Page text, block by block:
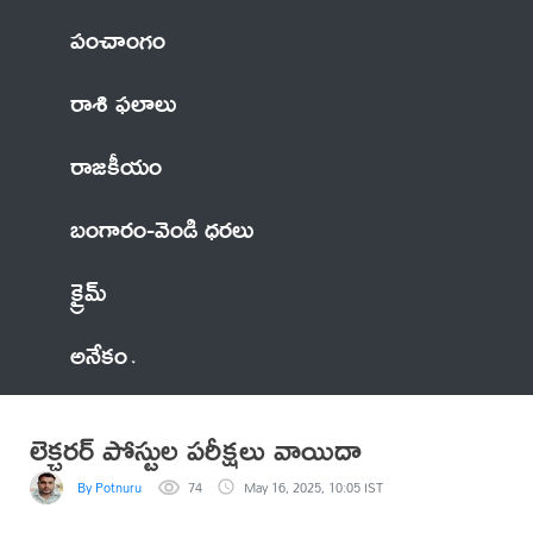
పంచాంగం
రాశి ఫలాలు
రాజకీయం
బంగారం-వెండి ధరలు
క్రైమ్
అనేకం
లెక్చరర్ పోస్టుల పరీక్షలు వాయిదా
By Potnuru 74 May 16, 2025, 10:05 IST